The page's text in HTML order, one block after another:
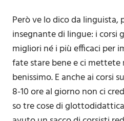
Però ve lo dico da linguista,
insegnante di lingue: i corsi
migliori né i più efficaci per
fate stare bene e ci
benissimo. E anche ai corsi
8-10 ore al giorno non ci
so tre cose di